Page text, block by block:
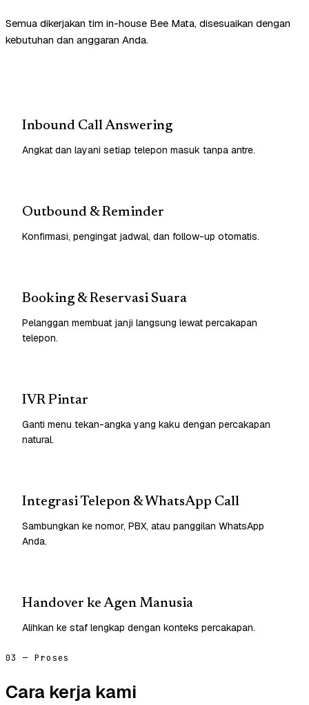
Semua dikerjakan tim in-house Bee Mata, disesuaikan dengan
kebutuhan dan anggaran Anda.
Inbound Call Answering
Angkat dan layani setiap telepon masuk tanpa antre.
Outbound & Reminder
Konfirmasi, pengingat jadwal, dan follow-up otomatis.
Booking & Reservasi Suara
Pelanggan membuat janji langsung lewat percakapan
telepon.
IVR Pintar
Ganti menu tekan-angka yang kaku dengan percakapan
natural.
Integrasi Telepon & WhatsApp Call
Sambungkan ke nomor, PBX, atau panggilan WhatsApp
Anda.
Handover ke Agen Manusia
Alihkan ke staf lengkap dengan konteks percakapan.
03 — Proses
Cara kerja kami